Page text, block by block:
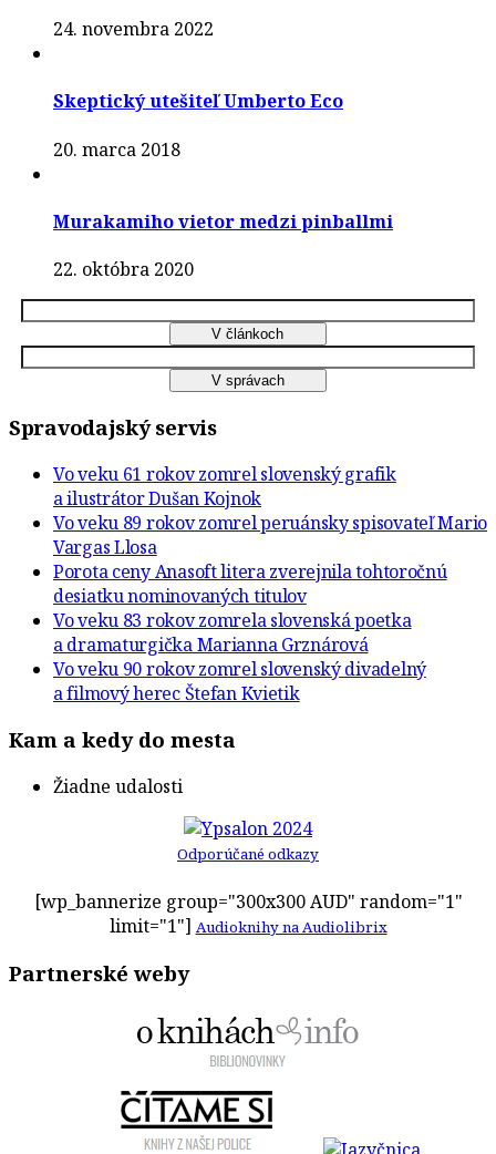
24. novembra 2022
Skeptický utešiteľ Umberto Eco
20. marca 2018
Murakamiho vietor medzi pinballmi
22. októbra 2020
Spravodajský servis
Vo veku 61 rokov zomrel slovenský grafik
a ilustrátor Dušan Kojnok
Vo veku 89 rokov zomrel peruánsky spisovateľ Mario
Vargas Llosa
Porota ceny Anasoft litera zverejnila tohtoročnú
desiatku nominovaných titulov
Vo veku 83 rokov zomrela slovenská poetka
a dramaturgička Marianna Grznárová
Vo veku 90 rokov zomrel slovenský divadelný
a filmový herec Štefan Kvietik
Kam a kedy do mesta
Žiadne udalosti
Odporúčané odkazy
[wp_bannerize group="300x300 AUD" random="1"
limit="1"] Audioknihy na Audiolibrix
Partnerské weby